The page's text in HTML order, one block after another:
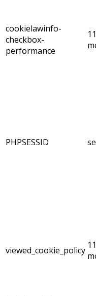
cookielawinfo-
checkbox-
performance
11
PHPSESSID
viewed_cookie_policy 11